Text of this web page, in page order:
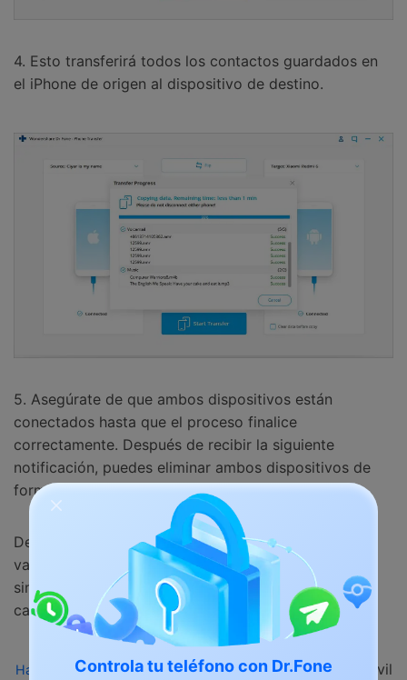
4. Esto transferirá todos los contactos guardados en
el iPhone de origen al dispositivo de destino.
5. Asegúrate de que ambos dispositivos están
conectados hasta que el proceso finalice
correctamente. Después de recibir la siguiente
notificación, puedes eliminar ambos dispositivos de
forma segura.
De esta manera, puedes aprender cómo compartir
varios contactos en tu iPhone de una sola vez. Esto
sin duda te ahorrará tiempo y recursos a la hora de
cambiar de dispositivo.
Haz clic aquípara obtener Dr.Fone - Transferencia Móvil
Controla tu teléfono con Dr.Fone